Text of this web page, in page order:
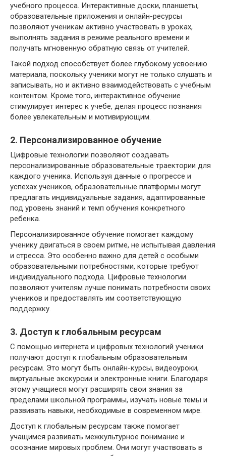
учебного процесса. Интерактивные доски, планшеты,
образовательные приложения и онлайн-ресурсы
позволяют ученикам активно участвовать в уроках,
выполнять задания в режиме реального времени и
получать мгновенную обратную связь от учителей.
Такой подход способствует более глубокому усвоению
материала, поскольку ученики могут не только слушать и
записывать, но и активно взаимодействовать с учебным
контентом. Кроме того, интерактивное обучение
стимулирует интерес к учебе, делая процесс познания
более увлекательным и мотивирующим.
2. Персонализированное обучение
Цифровые технологии позволяют создавать
персонализированные образовательные траектории для
каждого ученика. Используя данные о прогрессе и
успехах учеников, образовательные платформы могут
предлагать индивидуальные задания, адаптированные
под уровень знаний и темп обучения конкретного
ребенка.
Персонализированное обучение помогает каждому
ученику двигаться в своем ритме, не испытывая давления
и стресса. Это особенно важно для детей с особыми
образовательными потребностями, которые требуют
индивидуального подхода. Цифровые технологии
позволяют учителям лучше понимать потребности своих
учеников и предоставлять им соответствующую
поддержку.
3. Доступ к глобальным ресурсам
С помощью интернета и цифровых технологий ученики
получают доступ к глобальным образовательным
ресурсам. Это могут быть онлайн-курсы, видеоуроки,
виртуальные экскурсии и электронные книги. Благодаря
этому учащиеся могут расширять свои знания за
пределами школьной программы, изучать новые темы и
развивать навыки, необходимые в современном мире.
Доступ к глобальным ресурсам также помогает
учащимся развивать межкультурное понимание и
осознание мировых проблем. Они могут участвовать в